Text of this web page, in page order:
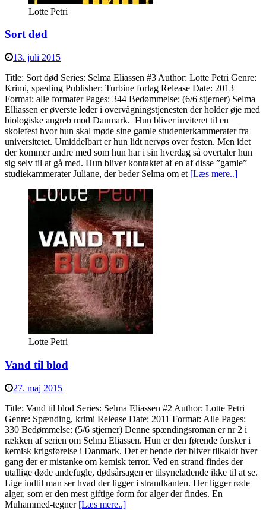
Lotte Petri
Sort død
13. juli 2015
Title: Sort død Series: Selma Eliassen #3 Author: Lotte Petri Genre:
Krimi, spæding Publisher: Turbine forlag Release Date: 2013
Format: alle formater Pages: 344 Bedømmelse: (6/6 stjerner) Selma
Elliassen er øverste leder i overvågningstjenesten der holder øje med
biologiske angreb mod Danmark. Hun bliver inviteret til en
skolefest hvor hun skal møde sine gamle studenterkammerater fra
universitetet. Umiddelbart er hun lidt nervøs over festen. Men idet
der kommer andre med som hun har i sin hverdag så overtaler hun
sig selv til at gå med. Hun bliver kontaktet af en af disse ”gamle”
studiekammerater Juliane, der beder Selma om et [Læs mere..]
Lotte Petri
Vand til blod
27. maj 2015
Title: Vand til blod Series: Selma Eliassen #2 Author: Lotte Petri
Genre: Spænding, krimi Release Date: 2011 Format: Alle Pages:
330 Bedømmelse: (5/6 stjerner) Denne spændingsroman er nr 2 i
rækken af serien om Selma Eliassen. Hun er den førende forsker i
kemisk krigsførelse i Danmark. Det er hende der bliver tilkaldt hver
gang der er mistanke om kemisk terror. Ved en strand findes der
utallige døde andefugle, dødsårsagen er tilsyneladende ikke til at se.
Lige indtil man ser hvad der ligger i strandkanten. Her ligger røde
alger, som er den mest giftige form for alger der findes. En
Muhammed-tegner [Læs mere..]